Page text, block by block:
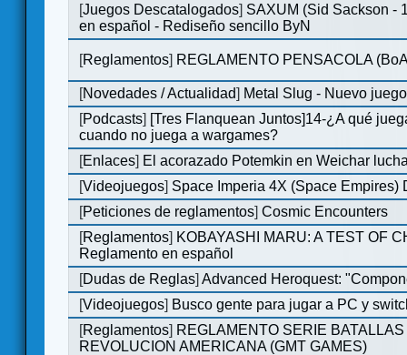
[Juegos Descatalogados] SAXUM (Sid Sackson -
en español - Rediseño sencillo ByN
[Reglamentos] REGLAMENTO PENSACOLA
[Novedades / Actualidad] Metal Slug - Nuevo
[Podcasts] [Tres Flanquean Juntos]14-¿A qué
cuando no juega a wargames?
[Enlaces] El acorazado Potemkin en Weichar
[Videojuegos] Space Imperia 4X (Space Empires)
[Peticiones de reglamentos]Cosmic Encounters
[Reglamentos] KOBAYASHI MARU: A TEST OF
Reglamento en español
[Dudas de Reglas]Advanced Heroquest:
[Videojuegos] Busco gente para jugar a PC y
[Reglamentos] REGLAMENTO SERIE
REVOLUCION AMERICANA (GMT GAMES)